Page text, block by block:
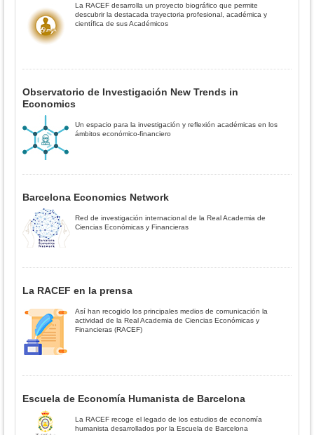
La RACEF desarrolla un proyecto biográfico que permite
descubrir la destacada trayectoria profesional, académica y
científica de sus Académicos
Observatorio de Investigación New Trends in
Economics
Un espacio para la investigación y reflexión académicas en los
ámbitos económico-financiero
Barcelona Economics Network
Red de investigación internacional de la Real Academia de
Ciencias Económicas y Financieras
La RACEF en la prensa
Así han recogido los principales medios de comunicación la
actividad de la Real Academia de Ciencias Económicas y
Financieras (RACEF)
Escuela de Economía Humanista de Barcelona
La RACEF recoge el legado de los estudios de economía
humanista desarrollados por la Escuela de Barcelona